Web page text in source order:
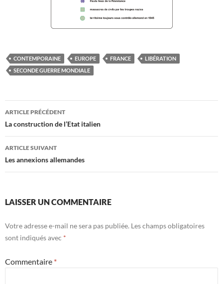
CONTEMPORAINE EUROPE FRANCE
LIBÉRATION
SECONDE GUERRE MONDIALE
Navigation
des
articles
ARTICLE PRÉCÉDENT
La construction de l’Etat italien
ARTICLE SUIVANT
Les annexions allemandes
LAISSER UN COMMENTAIRE
Votre adresse e-mail ne sera pas publiée. Les champs obligatoires
sont indiqués avec *
Commentaire *